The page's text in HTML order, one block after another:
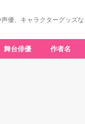
声優、キャラクターグッズ
舞台俳優 作者名